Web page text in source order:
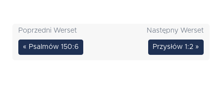
Poprzedni Werset
« Psalmów 150:6
Następny Werset
Przysłów 1:2 »